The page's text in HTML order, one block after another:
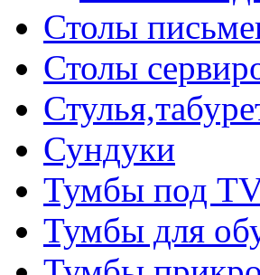
Столы
Столы
Сундуки
Тумбы под
Тумбы для